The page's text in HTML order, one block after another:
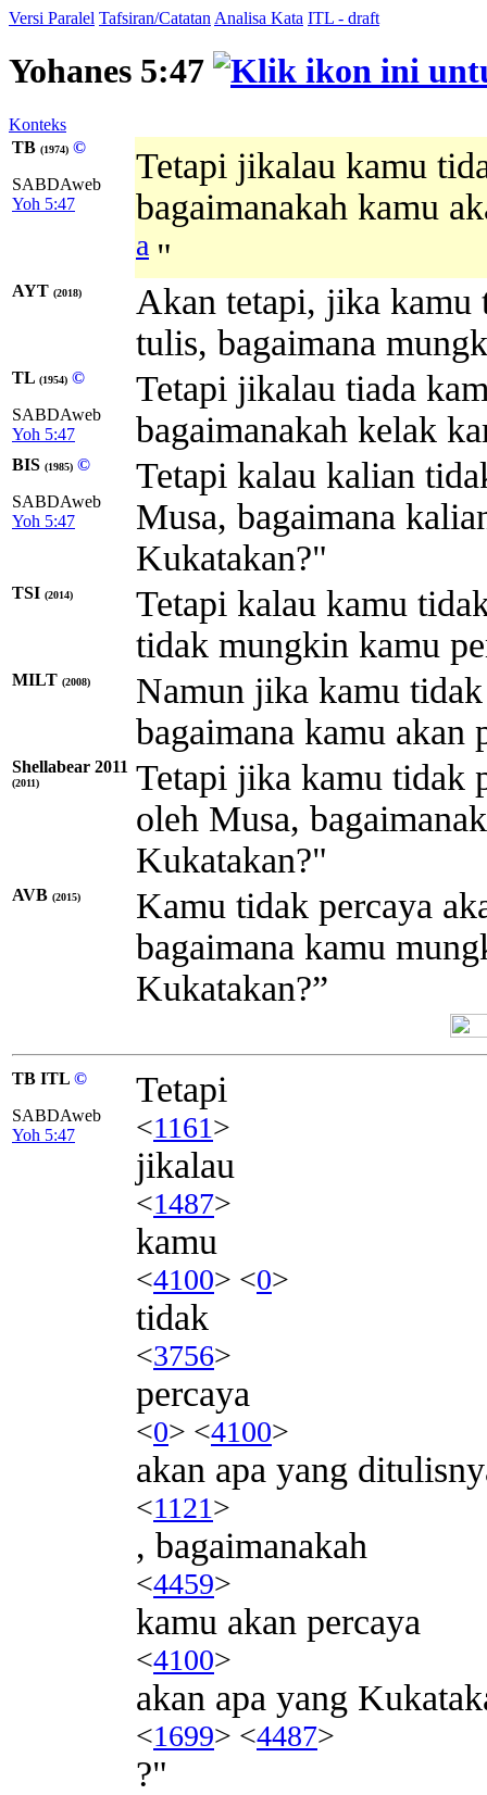
Versi Paralel Tafsiran/Catatan Analisa Kata ITL - draft
Yohanes 5:47
Konteks
TB (1974) ©
SABDAweb
Yoh 5:47
Tetapi jikalau kamu
bagaimanakah kamu
a "
AYT (2018)
Akan tetapi, jika kamu
tulis, bagaimana
TL (1954) ©
SABDAweb
Yoh 5:47
Tetapi jikalau tiada
bagaimanakah kelak
BIS (1985) ©
SABDAweb
Yoh 5:47
Tetapi kalau kalian
Musa, bagaimana
Kukatakan?"
TSI (2014)
Tetapi kalau kamu
tidak mungkin kamu
MILT (2008)
Namun jika kamu
bagaimana kamu akan
Shellabear 2011
(2011)
Tetapi jika kamu tidak
oleh Musa,
Kukatakan?"
AVB (2015)
Kamu tidak percaya
bagaimana kamu
Kukatakan?”
TB ITL ©
SABDAweb
Yoh 5:47
Tetapi
<1161>
jikalau
<1487>
kamu
<4100> <0>
tidak
<3756>
percaya
<0> <4100>
akan apa yang
<1121>
, bagaimanakah
<4459>
kamu akan percaya
<4100>
akan apa yang
<1699> <4487>
?"